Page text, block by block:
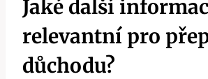
Jaké další
relevantní pro
důchodu?